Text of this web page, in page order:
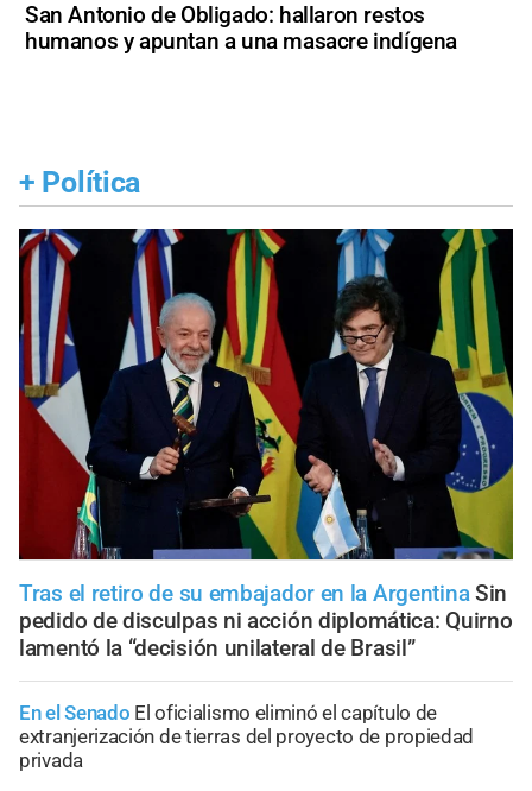
San Antonio de Obligado: hallaron restos
humanos y apuntan a una masacre indígena
+ Política
Tras el retiro de su embajador en la Argentina Sin
pedido de disculpas ni acción diplomática: Quirno
lamentó la “decisión unilateral de Brasil”
En el Senado El oficialismo eliminó el capítulo de
extranjerización de tierras del proyecto de propiedad
privada